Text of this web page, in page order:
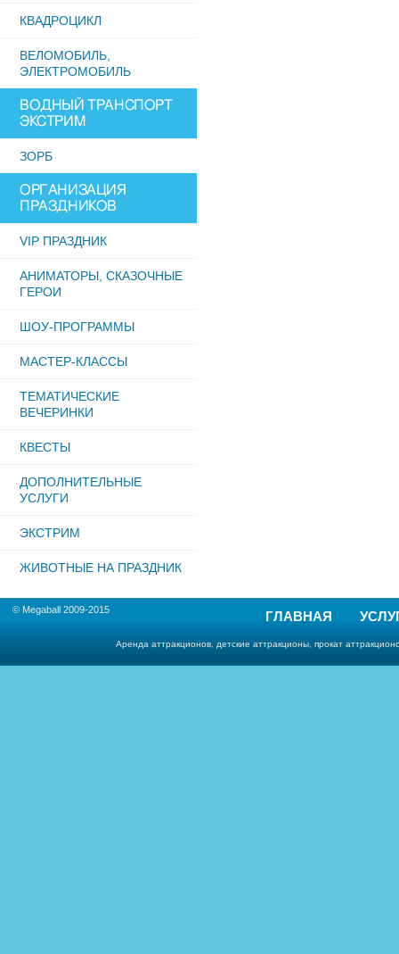
КВАДРОЦИКЛ
ВЕЛОМОБИЛЬ,
ЭЛЕКТРОМОБИЛЬ
ВОДНЫЙ ТРАНСПОРТ
ЭКСТРИМ
ЗОРБ
ОРГАНИЗАЦИЯ
ПРАЗДНИКОВ
VIP ПРАЗДНИК
АНИМАТОРЫ, СКАЗОЧНЫЕ
ГЕРОИ
ШОУ-ПРОГРАММЫ
МАСТЕР-КЛАССЫ
ТЕМАТИЧЕСКИЕ
ВЕЧЕРИНКИ
КВЕСТЫ
ДОПОЛНИТЕЛЬНЫЕ
УСЛУГИ
ЭКСТРИМ
ЖИВОТНЫЕ НА ПРАЗДНИК
© Megaball 2009-2015 ГЛАВНАЯ
Аренда аттракционов, детские аттракционы, прокат